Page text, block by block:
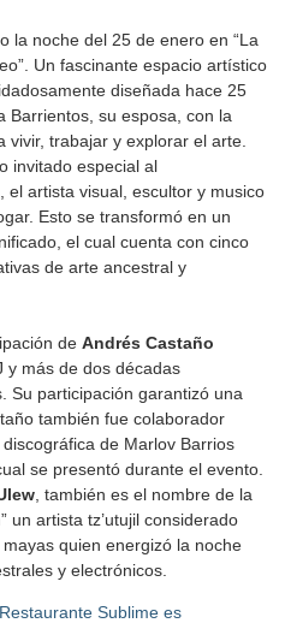
la noche del 25 de enero en “La
Un fascinante espacio artístico
diseñada hace 25
Barrientos, su esposa, con la
trabajar y explorar el arte.
invitado especial al
, el artista visual, escultor y musico
Esto se transformó en un
el cual cuenta con cinco
de arte ancestral y
de Andrés Castaño
y más de dos décadas
Su participación garantizó una
también fue colaborador
de Marlov Barrios
se presentó durante el evento.
, también es el nombre de la
” un artista tz’utujil considerado
quien energizó la noche
y electrónicos.
Restaurante Sublime es